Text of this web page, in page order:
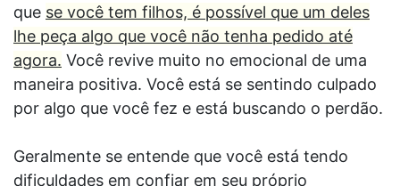
que se você tem filhos, é possível que um deles
lhe peça algo que você não tenha pedido até
agora. Você revive muito no emocional de uma
maneira positiva. Você está se sentindo culpado
por algo que você fez e está buscando o perdão.
Geralmente se entende que você está tendo
dificuldades em confiar em seu próprio